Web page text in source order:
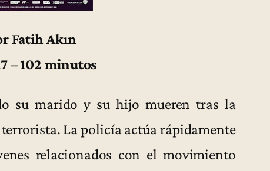
Fatih Akın
– 102 minutos
su marido y su hijo mueren tras la
La policía actúa rápidamente
relacionados con el movimiento